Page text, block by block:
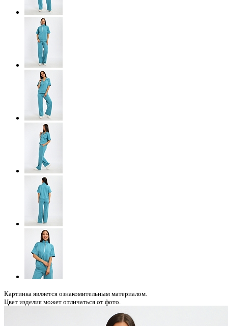
Картинка является ознакомительным материалом.
Цвет изделия может отличаться от фото.